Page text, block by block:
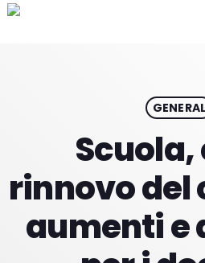
GENERAL
Scuola,
rinnovo
aumenti e